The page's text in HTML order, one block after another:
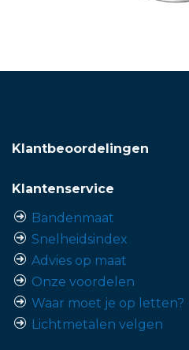
Klantbeoordelingen
Klantenservice
Bandenmaat
Snelheidsindex
Advies op maat
Onze voordelen
Waar moet je op letten?
Lichtmetalen velgen